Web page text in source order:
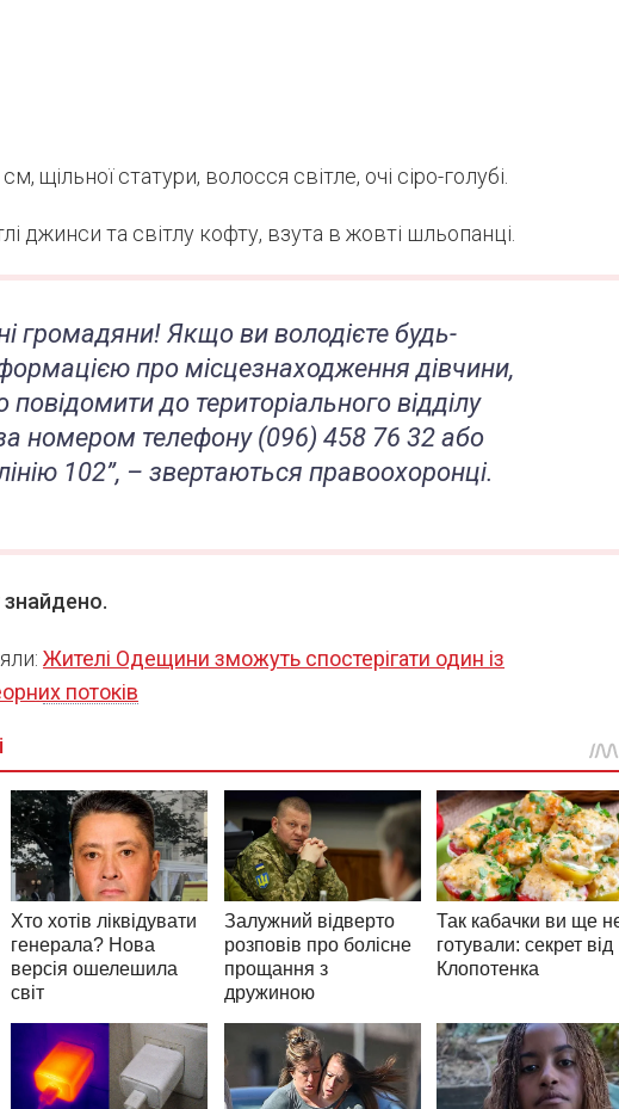
щільної статури, волосся світле, очі сіро-голубі.
джинси та світлу кофту, взута в жовті шльопанці.
громадяни! Якщо ви володієте будь-
про місцезнаходження дівчини,
до територіального відділу
за номером телефону (096) 458 76 32 або
102”, – звертаються правоохоронці.
Жителі Одещини зможуть спостерігати один із
потоків